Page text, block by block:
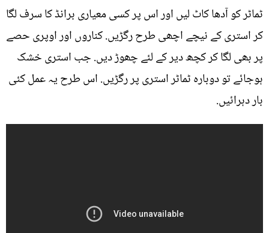
ٹماٹر کو آدھا کاٹ لیں اور اس پر کسی معیاری برانڈ کا سرف لگا
کر استری کے نیچے اچھی طرح رگڑیں. کناروں اور اوپری حصے
پر بھی لگا کر کچھ دیر کے لئے چھوڑ دیں. جب استری خشک
ہوجائے تو دوبارہ ٹماٹر استری پر رگڑیں. اس طرح یہ عمل کئی
بار دہرائیں.